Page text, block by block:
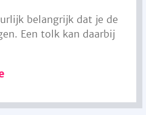
belangrijk dat je de
Een tolk kan daarbij